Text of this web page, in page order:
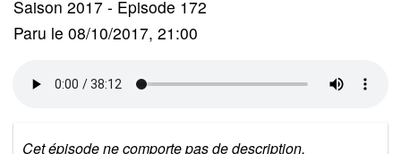
Saison 2017 - Episode 172
Paru le 08/10/2017, 21:00
Cet épisode ne comporte pas de description.